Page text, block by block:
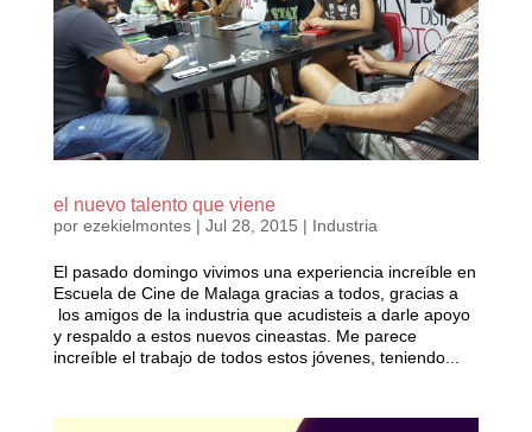
el nuevo talento que viene
por ezekielmontes| Jul 28, 2015 | Industria
El pasado domingo vivimos una experiencia increíble en
Escuela de Cine de Malaga​ gracias a todos, gracias a
los amigos de la industria que acudisteis a darle apoyo
y respaldo a estos nuevos cineastas. Me parece
increíble el trabajo de todos estos jóvenes, teniendo...